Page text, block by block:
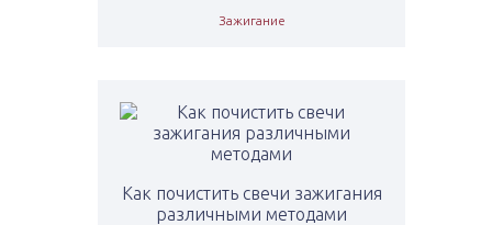
Зажигание
Как почистить свечи зажигания
различными методами